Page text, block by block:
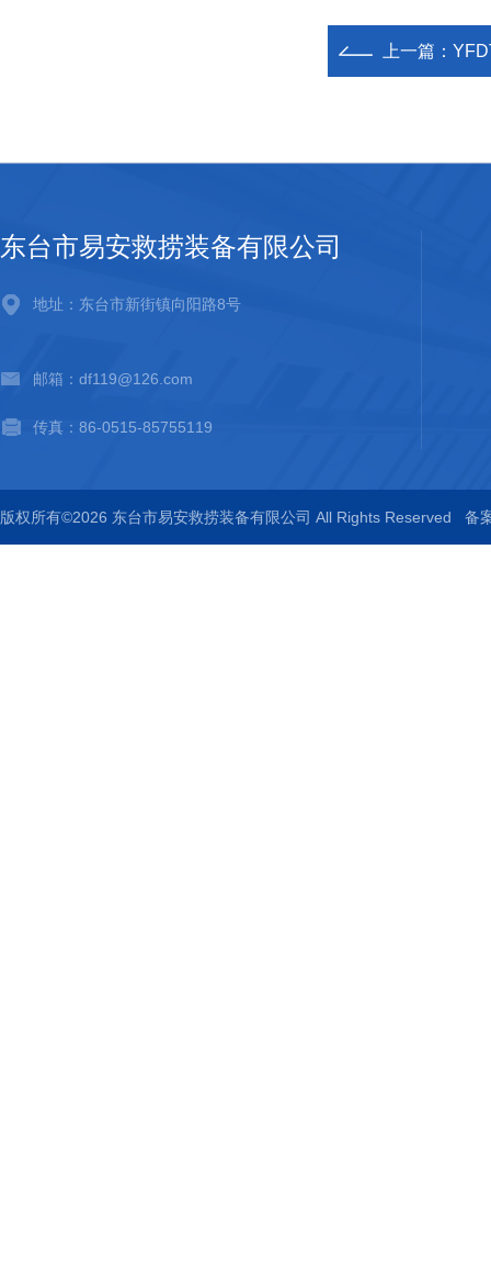
上一篇：
东台市易安救捞装备有限公司
地址：东台市新街镇向阳路8号
邮箱：df119@126.com
传真：86-0515-85755119
版权所有©2026 东台市易安救捞装备有限公司 All Rights Reserved 备